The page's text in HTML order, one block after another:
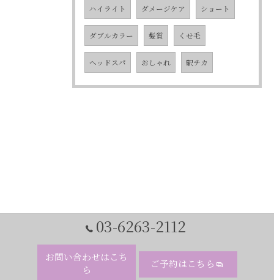
ハイライト ダメージケア ショート
ダブルカラー 髪質 くせ毛
ヘッドスパ おしゃれ 駅チカ
03-6263-2112
お問い合わせはこち
ら
ご予約はこちら